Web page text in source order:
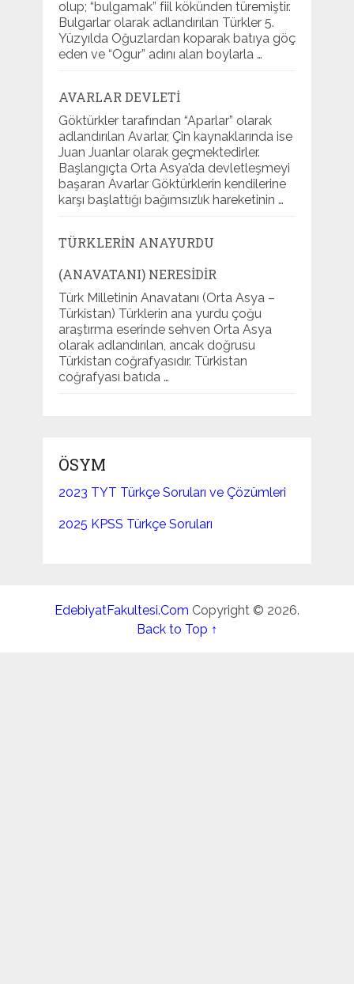
olup; “bulgamak” fiil kökünden türemiştir.
Bulgarlar olarak adlandırılan Türkler 5.
Yüzyılda Oğuzlardan koparak batıya göç
eden ve “Ogur” adını alan boylarla …
AVARLAR DEVLETI
Göktürkler tarafından “Aparlar” olarak
adlandırılan Avarlar, Çin kaynaklarında ise
Juan Juanlar olarak geçmektedirler.
Başlangıçta Orta Asya’da devletleşmeyi
başaran Avarlar Göktürklerin kendilerine
karşı başlattığı bağımsızlık hareketinin …
TÜRKLERIN ANAYURDU
(ANAVATANI) NERESIDIR
Türk Milletinin Anavatanı (Orta Asya –
Türkistan) Türklerin ana yurdu çoğu
araştırma eserinde sehven Orta Asya
olarak adlandırılan, ancak doğrusu
Türkistan coğrafyasıdır. Türkistan
coğrafyası batıda …
ÖSYM
2023 TYT Türkçe Soruları ve Çözümleri
2025 KPSS Türkçe Soruları
EdebiyatFakultesi.Com Copyright © 2026.
Back to Top ↑